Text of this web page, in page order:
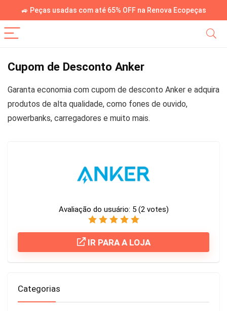
🚙 Peças usadas com até 65% OFF na Renova Ecopeças
Cupom de Desconto Anker
Garanta economia com cupom de desconto Anker e adquira
produtos de alta qualidade, como fones de ouvido,
powerbanks, carregadores e muito mais.
Avaliação do usuário: 5 (2votes)
IR PARA A LOJA
Categorias